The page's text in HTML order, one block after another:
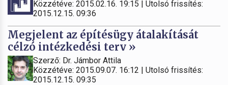
Közzétéve: 2015.02.16. 19:15 | Utolsó frissítés:
2015.12.15. 09:36
Megjelent az építésügy átalakítását
célzó intézkedési terv »
Szerző: Dr. Jámbor Attila
Közzétéve: 2015.09.07. 16:12 | Utolsó frissítés:
2015.12.15. 09:35